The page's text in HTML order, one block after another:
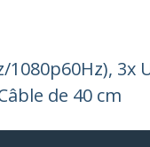
3x
de 40 cm